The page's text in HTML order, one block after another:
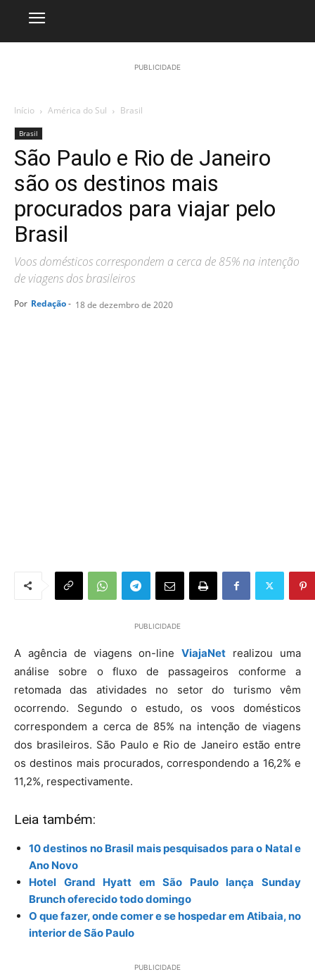
PUBLICIDADE
Início América do Sul Brasil
Brasil
São Paulo e Rio de Janeiro
são os destinos mais
procurados para viajar pelo
Brasil
Voos domésticos correspondem a cerca de 85% na intenção
de viagens dos brasileiros
Por Redação- 18 de dezembro de 2020
PUBLICIDADE
A agência de viagens on-lineViajaNet realizou uma
análise sobre o fluxo de passageiros conforme a
retomada das atividades no setor do turismo vêm
ocorrendo. Segundo o estudo, os voos domésticos
correspondem a cerca de 85% na intenção de viagens
dos brasileiros. São Paulo e Rio de Janeiro estão entre
os destinos mais procurados, correspondendo a 16,2% e
11,2%, respectivamente.
Leia também:
10 destinos no Brasil mais pesquisados para o Natal e
Ano Novo
Hotel Grand Hyatt em São Paulo lança Sunday
Brunch oferecido todo domingo
O que fazer, onde comer e se hospedar em Atibaia, no
interior de São Paulo
PUBLICIDADE